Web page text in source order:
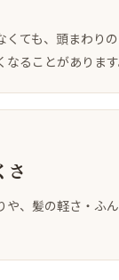
くても、頭まわり
ることがあります
さ
や、髪の軽さ・ふ